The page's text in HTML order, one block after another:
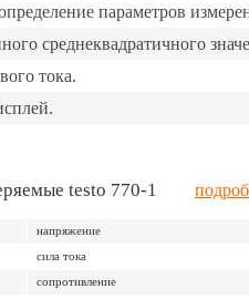
параметров
среднеквадратичного
тока.
testo 770-1
напряжение
сила тока
сопротивление